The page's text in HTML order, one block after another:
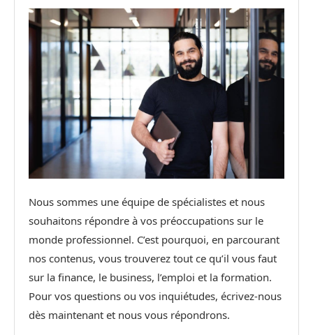
Nous sommes une équipe de spécialistes et nous
souhaitons répondre à vos préoccupations sur le
monde professionnel. C’est pourquoi, en parcourant
nos contenus, vous trouverez tout ce qu’il vous faut
sur la finance, le business, l’emploi et la formation.
Pour vos questions ou vos inquiétudes, écrivez-nous
dès maintenant et nous vous répondrons.